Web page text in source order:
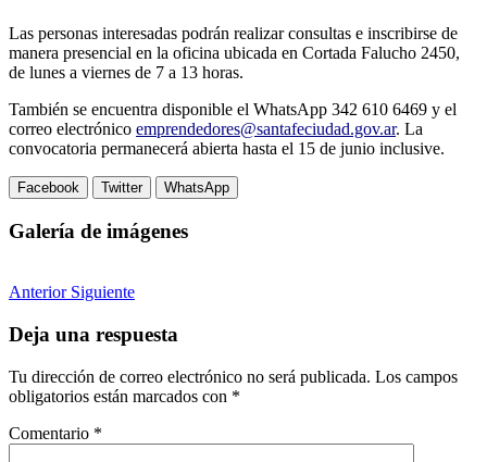
Las personas interesadas podrán realizar consultas e inscribirse de
manera presencial en la oficina ubicada en Cortada Falucho 2450,
de lunes a viernes de 7 a 13 horas.
También se encuentra disponible el WhatsApp 342 610 6469 y el
correo electrónico emprendedores@santafeciudad.gov.ar. La
convocatoria permanecerá abierta hasta el 15 de junio inclusive.
Facebook Twitter WhatsApp
Galería de imágenes
Anterior Siguiente
Deja una respuesta
Tu dirección de correo electrónico no será publicada. Los campos
obligatorios están marcados con *
Comentario *